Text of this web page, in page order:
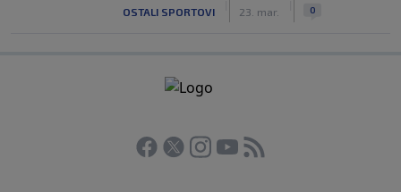
OSTALI SPORTOVI 23. mar. 0